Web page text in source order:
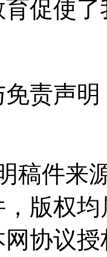
促使
责声明
稿件来
，版权
协议